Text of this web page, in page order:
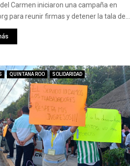
Carmen iniciaron una campaña en
para reunir firmas y detener la tala de...
QUINTANA ROO SOLIDARIDAD